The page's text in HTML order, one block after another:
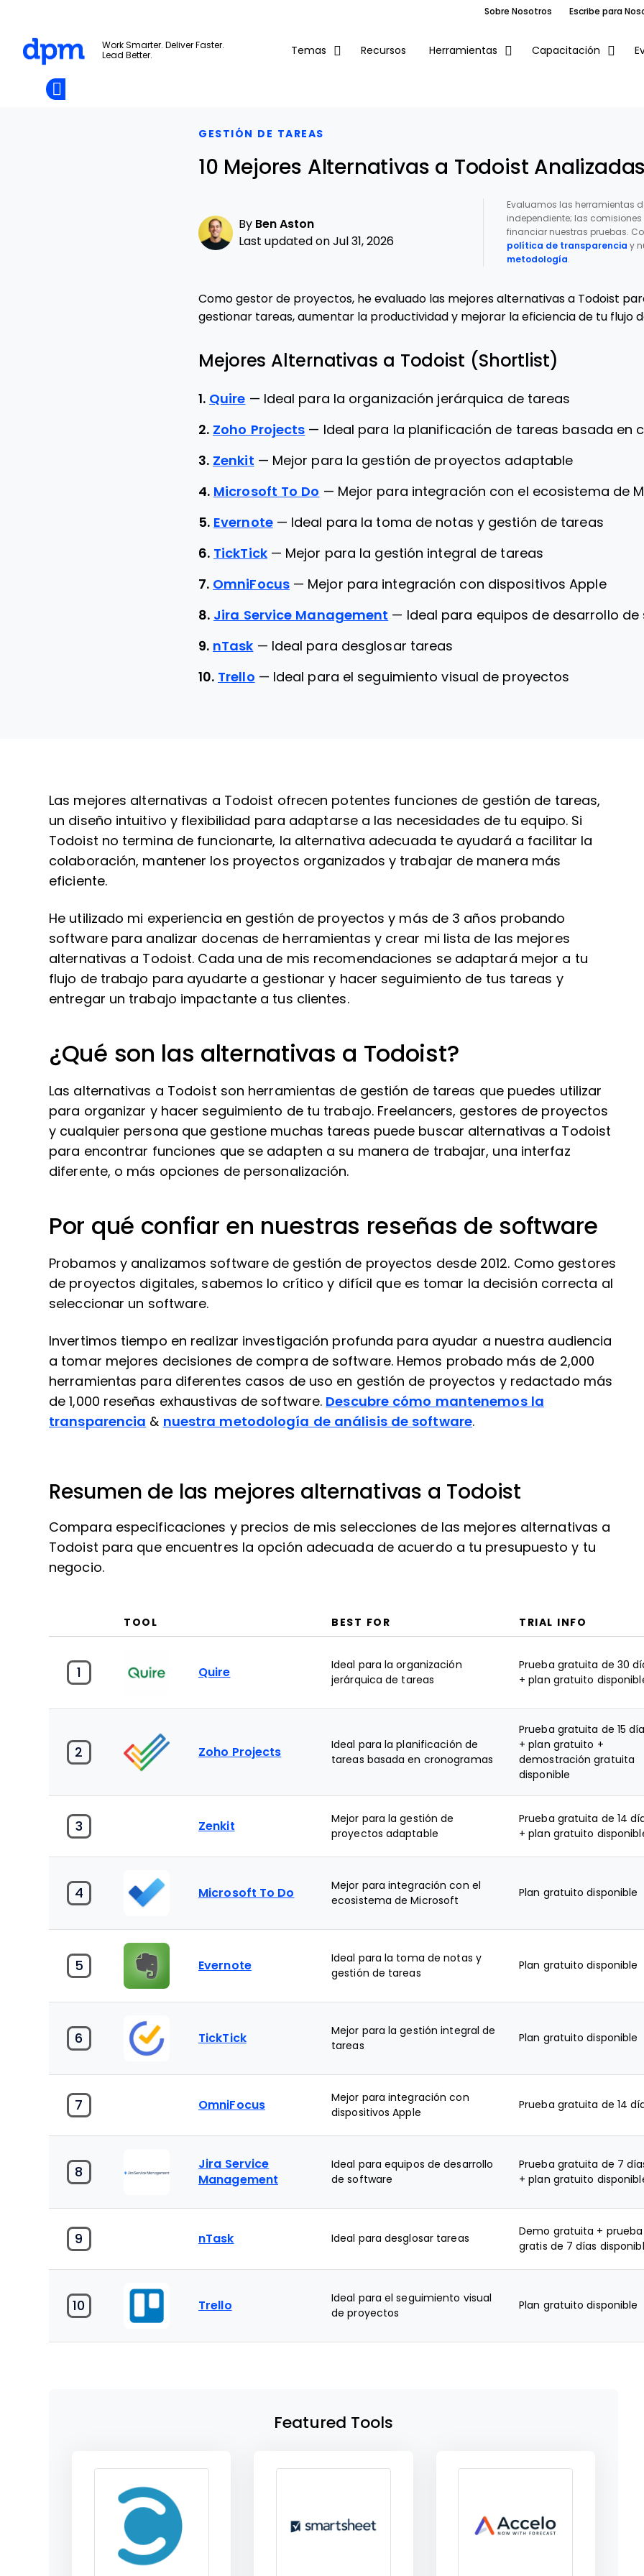
Skip to main content
Sobre Nosotros Escribe para
Work Smarter. Deliver Faster.
Lead Better.
Temas Recursos Herramientas Capacitación
Add as
GESTIÓN DE TAREAS
10 Mejores Alternativas a Todoist
By Ben Aston
Last updated on Jul 31, 2026
Evaluamos las herramientas
independiente; las
financiar nuestras pruebas.
política de transparencia y
metodología.
Como gestor de proyectos, he evaluado las mejores alternativas a Todoist
gestionar tareas, aumentar la productividad y mejorar la eficiencia de tu flujo
Mejores Alternativas a Todoist (Shortlist)
1. Quire — Ideal para la organización jerárquica de tareas
2. Zoho Projects — Ideal para la planificación de tareas basada en
3. Zenkit — Mejor para la gestión de proyectos adaptable
4. Microsoft To Do — Mejor para integración con el ecosistema de
5. Evernote — Ideal para la toma de notas y gestión de tareas
6. TickTick — Mejor para la gestión integral de tareas
7. OmniFocus — Mejor para integración con dispositivos Apple
8. Jira Service Management — Ideal para equipos de desarrollo
9. nTask — Ideal para desglosar tareas
10. Trello — Ideal para el seguimiento visual de proyectos
Las mejores alternativas a Todoist ofrecen potentes funciones de gestión de tareas,
un diseño intuitivo y flexibilidad para adaptarse a las necesidades de tu equipo. Si
Todoist no termina de funcionarte, la alternativa adecuada te ayudará a facilitar la
colaboración, mantener los proyectos organizados y trabajar de manera más
eficiente.
He utilizado mi experiencia en gestión de proyectos y más de 3 años probando
software para analizar docenas de herramientas y crear mi lista de las mejores
alternativas a Todoist. Cada una de mis recomendaciones se adaptará mejor a tu
flujo de trabajo para ayudarte a gestionar y hacer seguimiento de tus tareas y
entregar un trabajo impactante a tus clientes.
¿Qué son las alternativas a Todoist?
Las alternativas a Todoist son herramientas de gestión de tareas que puedes utilizar
para organizar y hacer seguimiento de tu trabajo. Freelancers, gestores de proyectos
y cualquier persona que gestione muchas tareas puede buscar alternativas a Todoist
para encontrar funciones que se adapten a su manera de trabajar, una interfaz
diferente, o más opciones de personalización.
Por qué confiar en nuestras reseñas de software
Probamos y analizamos software de gestión de proyectos desde 2012. Como gestores
de proyectos digitales, sabemos lo crítico y difícil que es tomar la decisión correcta al
seleccionar un software.
Invertimos tiempo en realizar investigación profunda para ayudar a nuestra audiencia
a tomar mejores decisiones de compra de software. Hemos probado más de 2,000
herramientas para diferentes casos de uso en gestión de proyectos y redactado más
de 1,000 reseñas exhaustivas de software. Descubre cómo mantenemos la
transparencia & nuestra metodología de análisis de software.
Resumen de las mejores alternativas a Todoist
Compara especificaciones y precios de mis selecciones de las mejores alternativas a
Todoist para que encuentres la opción adecuada de acuerdo a tu presupuesto y tu
negocio.
TOOL BEST FOR TRIAL INFO
1 Quire
Ideal para la organización
jerárquica de tareas
Prueba gratuita de 30
+ plan gratuito
2 Zoho Projects
Ideal para la planificación de
tareas basada en cronogramas
Prueba gratuita de 15
+ plan gratuito +
demostración gratuita
disponible
3 Zenkit
Mejor para la gestión de
proyectos adaptable
Prueba gratuita de 14
+ plan gratuito
4 Microsoft To Do
Mejor para integración con el
ecosistema de Microsoft
Plan gratuito disponible
5 Evernote
Ideal para la toma de notas y
gestión de tareas
Plan gratuito disponible
6 TickTick
Mejor para la gestión integral de
tareas
Plan gratuito disponible
7 OmniFocus
Mejor para integración con
dispositivos Apple
Prueba gratuita de 14
8
Jira Service
Management
Ideal para equipos de desarrollo
de software
Prueba gratuita de 7
+ plan gratuito
9 nTask Ideal para desglosar tareas
Demo gratuita + prueba
gratis de 7 días
10 Trello
Ideal para el seguimiento visual
de proyectos
Plan gratuito disponible
Featured Tools